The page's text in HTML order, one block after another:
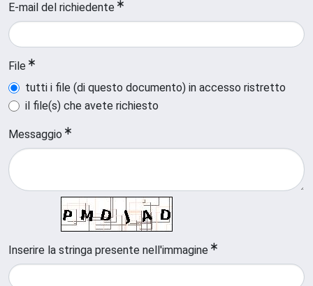
E-mail del richiedente
File
tutti i file (di questo documento) in accesso ristretto
il file(s) che avete richiesto
Messaggio
Inserire la stringa presente nell'immagine